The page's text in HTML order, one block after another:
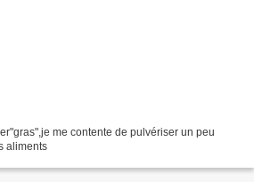
me contente de pulvériser un peu
aliments